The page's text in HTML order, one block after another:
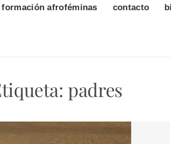
formación afroféminas contacto
padres